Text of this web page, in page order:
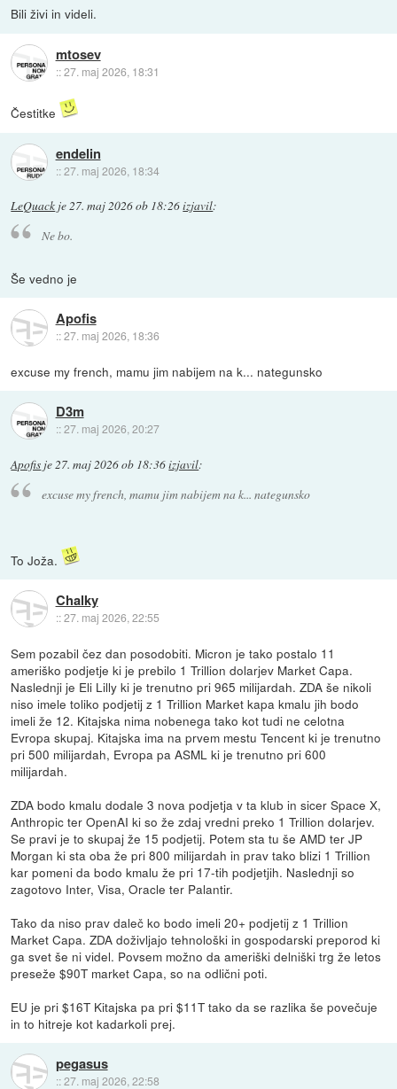
Bili živi in videli.
mtosev
::27. maj 2026, 18:31
Čestitke
endelin
::27. maj 2026, 18:34
LeQuack je27. maj 2026 ob 18:26izjavil:
Ne bo.
Še vedno je
Apofis
::27. maj 2026, 18:36
excuse my french, mamu jim nabijem na k... nategunsko
D3m
::27. maj 2026, 20:27
Apofis je27. maj 2026 ob 18:36izjavil:
excuse my french, mamu jim nabijem na k... nategunsko
To Joža.
Chalky
::27. maj 2026, 22:55
Sem pozabil čez dan posodobiti. Micron je tako postalo 11
ameriško podjetje ki je prebilo 1 Trillion dolarjev Market Capa.
Naslednji je Eli Lilly ki je trenutno pri 965 milijardah. ZDA še nikoli
niso imele toliko podjetij z 1 Trillion Market kapa kmalu jih bodo
imeli že 12. Kitajska nima nobenega tako kot tudi ne celotna
Evropa skupaj. Kitajska ima na prvem mestu Tencent ki je trenutno
pri 500 milijardah, Evropa pa ASML ki je trenutno pri 600
milijardah.
ZDA bodo kmalu dodale 3 nova podjetja v ta klub in sicer Space X,
Anthropic ter OpenAI ki so že zdaj vredni preko 1 Trillion dolarjev.
Se pravi je to skupaj že 15 podjetij. Potem sta tu še AMD ter JP
Morgan ki sta oba že pri 800 milijardah in prav tako blizi 1 Trillion
kar pomeni da bodo kmalu že pri 17-tih podjetjih. Naslednji so
zagotovo Inter, Visa, Oracle ter Palantir.
Tako da niso prav daleč ko bodo imeli 20+ podjetij z 1 Trillion
Market Capa. ZDA doživljajo tehnološki in gospodarski preporod ki
ga svet še ni videl. Povsem možno da ameriški delniški trg že letos
preseže $90T market Capa, so na odlični poti.
EU je pri $16T Kitajska pa pri $11T tako da se razlika še povečuje
in to hitreje kot kadarkoli prej.
pegasus
::27. maj 2026, 22:58